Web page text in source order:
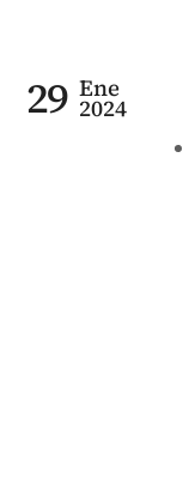
29 Ene
2024